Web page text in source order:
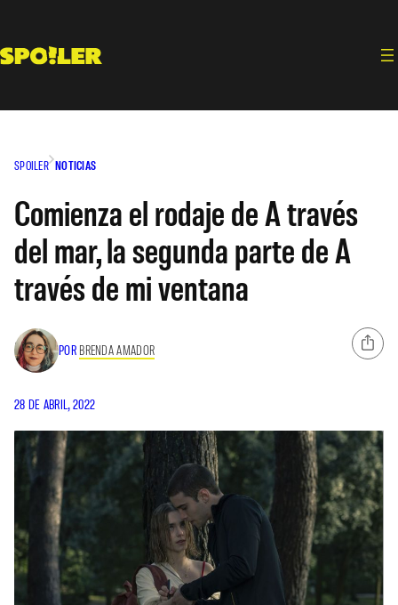
contenido
SPOILER NOTICIAS
Comienza el rodaje de A través
del mar, la segunda parte de A
través de mi ventana
POR BRENDA AMADOR
28 DE ABRIL, 2022